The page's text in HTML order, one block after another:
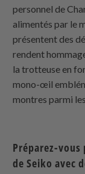
personnel de
alimentés par le
présentent des
rendent
la trotteuse en
mono-œil
montres parmi
Préparez-
de Seiko avec